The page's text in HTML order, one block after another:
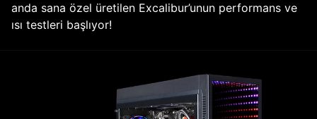
anda sana özel üretilen Excalibur’unun performans ve
ısı testleri başlıyor!